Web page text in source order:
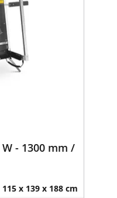
- 1300 mm /
115 x 139 x 188 cm